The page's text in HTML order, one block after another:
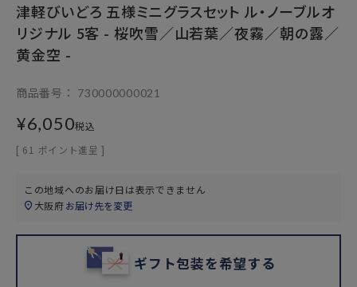
津軽びいどろ 五様ミニグラスセット ル・ノーブルオ
リジナル 5客 - 桜吹雪／山若葉／夜霧／朝の露／
黄金空 -
商品番号 730000000021
¥6,050税込
[ 61 ポイント進呈 ]
この地域へのお届け日は表示できません
大阪府お届け先を変更
ギフト包装を希望する